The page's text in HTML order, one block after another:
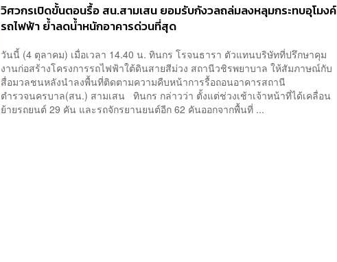
วิศวกรเปิดขั้นตอนรื้อ สน.สามเสน ยอมรับกังวลถล่มลงหลุมกระทบอุโมงค์
รถไฟฟ้า ย้ำลดน้ำหนักอาคารด่วนที่สุด
วันนี้ (4 ตุลาคม) เมื่อเวลา 14.40 น. ทินกร โรจนธารา ตัวแทนบริษัทที่ปรึกษาคุม
งานก่อสร้างโครงการรถไฟฟ้าใต้ดินสายสีม่วง สถานีวชิรพยาบาล ให้สัมภาษณ์กับ
สื่อมวลชนหลังนำลงพื้นที่ติดตามความคืบหน้าการรื้อถอนอาคารสถานี
ตำรวจนครบาล(สน.) สามเสน ทินกร กล่าวว่า ตั้งแต่ช่วงเช้าเจ้าหน้าที่ได้เคลื่อน
ย้ายรถยนต์ 29 คัน และรถจักรยานยนต์อีก 62 คันออกจากพื้นที่ ...